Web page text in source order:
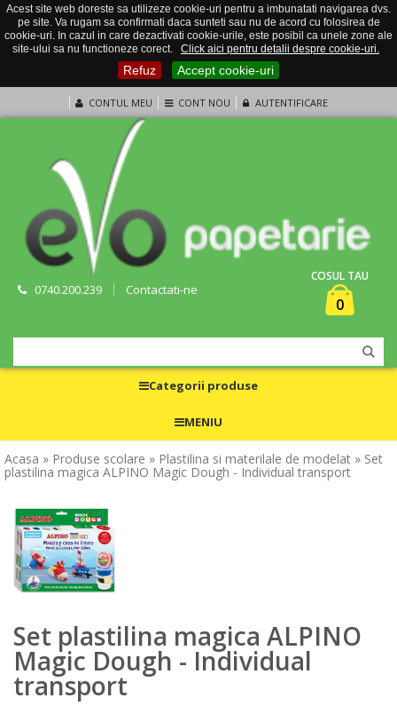
Acest site web doreste sa utilizeze cookie-uri pentru a imbunatati navigarea dvs.
pe site. Va rugam sa confirmati daca sunteti sau nu de acord cu folosirea de
cookie-uri. In cazul in care dezactivati cookie-urile, este posibil ca unele zone ale
site-ului sa nu functioneze corect.
Click aici pentru detalii despre cookie-uri.
Refuz Accept cookie-uri
CONTUL MEU CONT NOU AUTENTIFICARE
0740.200.239 Contactati-ne
COSUL TAU
0
Categorii produse
MENIU
Acasa » Produse scolare » Plastilina si materilale de modelat » Set
plastilina magica ALPINO Magic Dough - Individual transport
Set plastilina magica ALPINO
Magic Dough - Individual
transport